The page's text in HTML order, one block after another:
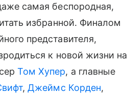
самая беспородная,
избранной. Финалом
представителя,
к новой жизни на
Том Хупер, а главные
,Джеймс Корден,